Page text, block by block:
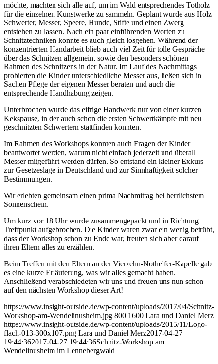
möchte, machten sich alle auf, um im Wald entsprechendes Totholz
für die einzelnen Kunstwerke zu sammeln. Geplant wurde aus Holz
Schwerter, Messer, Speere, Hunde, Stifte und einen Zwerg
entstehen zu lassen. Nach ein paar einführenden Worten zu
Schnitztechniken konnte es auch gleich losgehen. Während der
konzentrierten Handarbeit blieb auch viel Zeit für tolle Gespräche
über das Schnitzen allgemein, sowie den besonders schönen
Rahmen des Schnitzens in der Natur. Im Lauf des Nachmittags
probierten die Kinder unterschiedliche Messer aus, ließen sich in
Sachen Pflege der eigenen Messer beraten und auch die
entsprechende Handhabung zeigen.
Unterbrochen wurde das eifrige Handwerk nur von einer kurzen
Kekspause, in der auch schon die ersten Schwertkämpfe mit neu
geschnitzten Schwertern stattfinden konnten.
Im Rahmen des Workshops konnten auch Fragen der Kinder
beantwortet werden, warum nicht einfach jederzeit und überall
Messer mitgeführt werden dürfen. So entstand ein kleiner Exkurs
zur Gesetzeslage in Deutschland und zur Sinnhaftigkeit solcher
Bestimmungen.
Wir erlebten gemeinsam einen prima Nachmittag bei herrlichstem
Sonnenschein.
Um kurz vor 18 Uhr wurde zusammengepackt und in Richtung
Treffpunkt aufgebrochen. Die Kinder waren zwar ein wenig betrübt,
dass der Workshop schon zu Ende war, freuten sich aber darauf
ihren Eltern alles zu erzählen.
Beim Treffen mit den Eltern an der Vierzehn-Nothelfer-Kapelle gab
es eine kurze Erläuterung, was wir alles gemacht haben.
Anschließend verabschiedeten wir uns und freuen uns nun schon
auf den nächsten Workshop dieser Art!
https://www.insight-outside.de/wp-content/uploads/2017/04/Schnitz-
Workshop-am-Wendelinusheim.jpg 800 1600 Lara und Daniel Merz
https://www.insight-outside.de/wp-content/uploads/2015/11/Logo-
flach-013-300x107.png Lara und Daniel Merz2017-04-27
19:44:362017-04-27 19:44:36Schnitz-Workshop am
Wendelinusheim im Lennebergwald